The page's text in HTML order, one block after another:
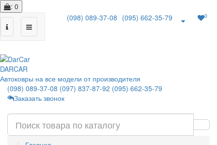
: 0
(098) 089-37-08 (095) 662-35-79 0
DARCAR
Автоковры на все модели от производителя
(098) 089-37-08 (097) 837-87-92 (095) 662-35-79
Заказать звонок